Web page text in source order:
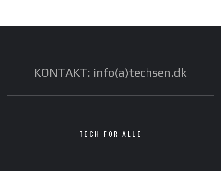
KONTAKT: info(a)techsen.dk
TECH FOR ALLE